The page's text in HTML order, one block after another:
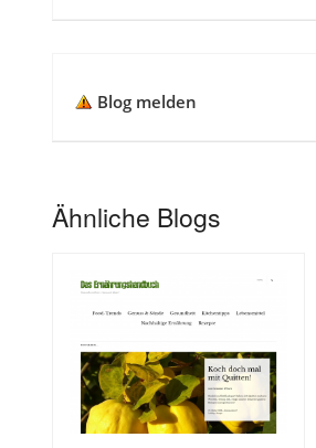
Blog melden
Ähnliche Blogs